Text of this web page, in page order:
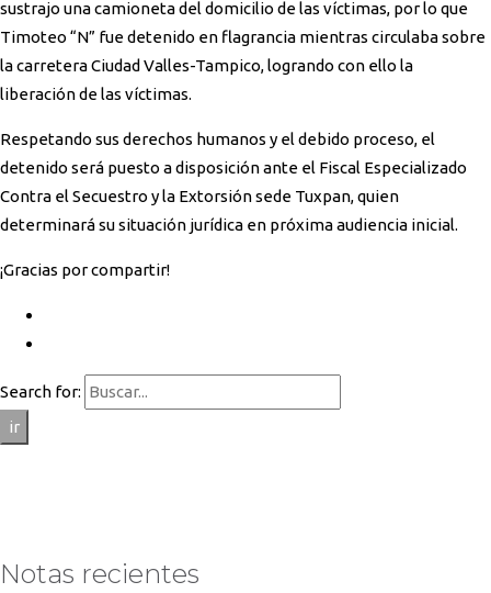
sustrajo una camioneta del domicilio de las víctimas, por lo que
Timoteo “N” fue detenido en flagrancia mientras circulaba sobre
la carretera Ciudad Valles-Tampico, logrando con ello la
liberación de las víctimas.
Respetando sus derechos humanos y el debido proceso, el
detenido será puesto a disposición ante el Fiscal Especializado
Contra el Secuestro y la Extorsión sede Tuxpan, quien
determinará su situación jurídica en próxima audiencia inicial.
¡Gracias por compartir!
Search for:
ir
Notas recientes